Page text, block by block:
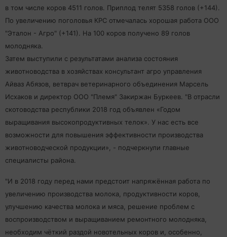
в том числе коров 4511 голов. Приплод телят 5358 голов (+144).
По увеличению поголовья КРС отмечалась хорошая работа ООО
"Эталон - Агро" (+141). На 100 коров получено 89 голов
молодняка.
Затем выступили с результатами анализа состояния
животноводства в хозяйствах консультант агро управления
Айваз Абязов, ветврач ветеринарного объединения Марсель
Исхаков и директор ООО "Племя" Закиржан Буркеев. "В отрасли
скотоводства республики 2018 год объявлен «Годом
выращивания высокопродуктивных телок». У нас есть все
возможности для повышения эффективности производства
животноводческой продукции», - подчеркнули главные
специалисты района.
"И в 2018 году перед нами предстоит напряжённая работа по
увеличению производства молока, продуктивности коров,
улучшению качества молока и мяса, решение проблем с
воспроизводством и выращиванием ремонтного молодняка,
необходим чёткий раздой новотельных коров и, особенно,